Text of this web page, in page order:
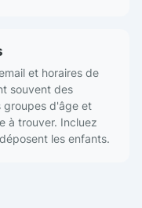
et horaires de
souvent des
groupes d'âge et
à trouver. Incluez
les enfants.